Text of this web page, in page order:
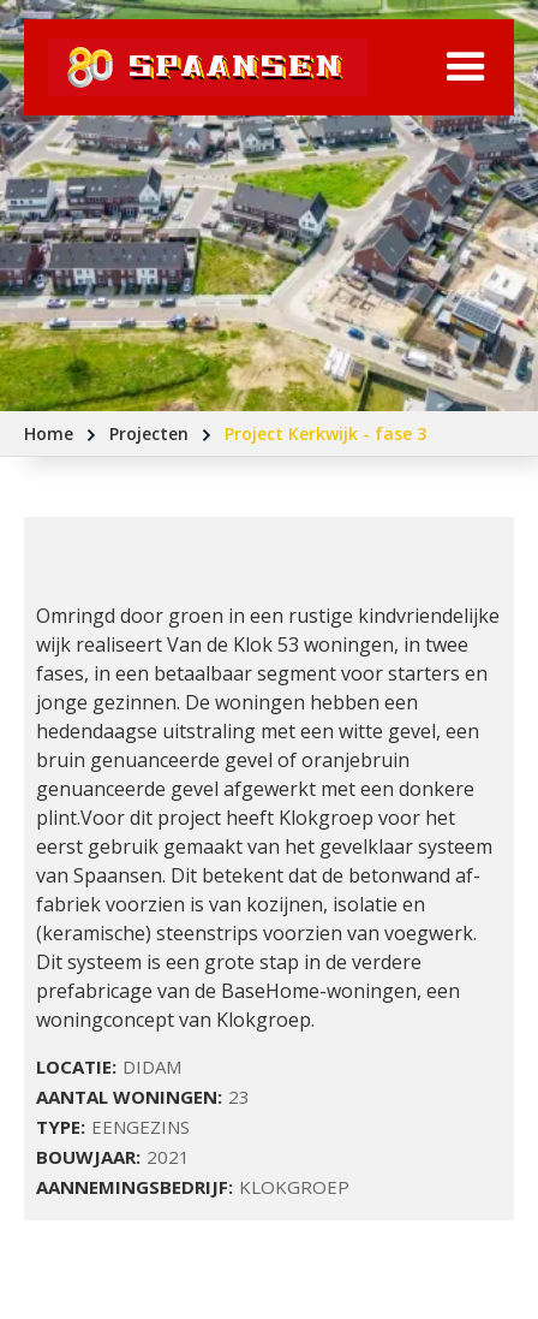
Home Projecten Project Kerkwijk - fase 3
Omringd door groen in een rustige kindvriendelijke
wijk realiseert Van de Klok 53 woningen, in twee
fases, in een betaalbaar segment voor starters en
jonge gezinnen. De woningen hebben een
hedendaagse uitstraling met een witte gevel, een
bruin genuanceerde gevel of oranjebruin
genuanceerde gevel afgewerkt met een donkere
plint.Voor dit project heeft Klokgroep voor het
eerst gebruik gemaakt van het gevelklaar systeem
van Spaansen. Dit betekent dat de betonwand af-
fabriek voorzien is van kozijnen, isolatie en
(keramische) steenstrips voorzien van voegwerk.
Dit systeem is een grote stap in de verdere
prefabricage van de BaseHome-woningen, een
woningconcept van Klokgroep.
LOCATIE: DIDAM
AANTAL WONINGEN: 23
TYPE: EENGEZINS
BOUWJAAR: 2021
AANNEMINGSBEDRIJF: KLOKGROEP